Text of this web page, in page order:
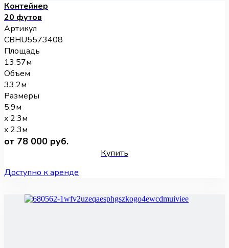
Контейнер
20 футов
Артикул
CBHU5573408
Площадь
13.57м
Объем
33.2м
Размеры
5.9м
x 2.3м
x 2.3м
от 78 000 руб.
Купить
Доступно к аренде